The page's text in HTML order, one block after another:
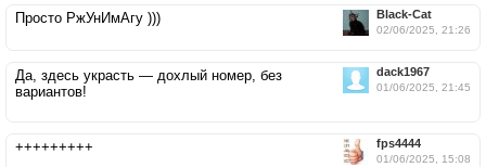
Black-Cat
02/06/2025, 21:26
Просто РжУнИмАгу )))
dack1967
01/06/2025, 21:45
Да, здесь украсть — дохлый номер, без
вариантов!
fps4444
01/06/2025, 15:08
+++++++++